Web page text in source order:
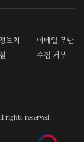
보처
이메일 무단
수집 거부
rights reserved.